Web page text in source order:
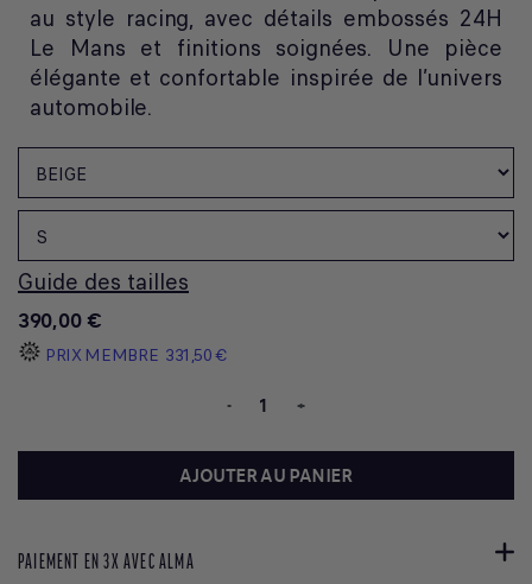
au style racing, avec détails embossés 24H
Le Mans et finitions soignées. Une pièce
élégante et confortable inspirée de l’univers
automobile.
Guide des tailles
390,00 €
PRIX MEMBRE 331,50 €
- +
AJOUTER AU PANIER
PAIEMENT EN 3X AVEC ALMA